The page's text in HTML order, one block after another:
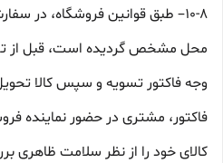
۱۰-۸– طبق قوانین فروشگاه، در
محل مشخص گردیده است، قبل از
وجه فاکتور تسویه و سپس کالا
فاکتور، مشتری در حضور نماینده
کالای خود را از نظر سلامت